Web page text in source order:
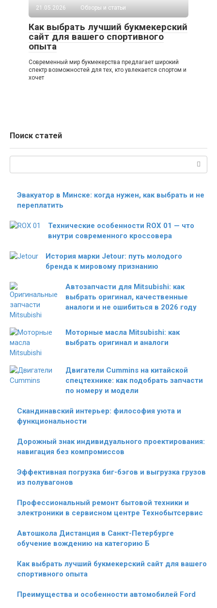
21.05.2026
Обзоры и статьи
Как выбрать лучший букмекерский
сайт для вашего спортивного
опыта
Современный мир букмекерства предлагает широкий
спектр возможностей для тех, кто увлекается спортом и
хочет
Поиск статей
Эвакуатор в Минске: когда нужен, как выбрать и не
переплатить
Технические особенности ROX 01 — что
внутри современного кроссовера
История марки Jetour: путь молодого
бренда к мировому признанию
Автозапчасти для Mitsubishi: как
выбрать оригинал, качественные
аналоги и не ошибиться в 2026 году
Моторные масла Mitsubishi: как
выбрать оригинал и аналоги
Двигатели Cummins на китайской
спецтехнике: как подобрать запчасти
по номеру и модели
Скандинавский интерьер: философия уюта и
функциональности
Дорожный знак индивидуального проектирования:
навигация без компромиссов
Эффективная погрузка биг-бэгов и выгрузка грузов
из полувагонов
Профессиональный ремонт бытовой техники и
электроники в сервисном центре Технобытсервис
Автошкола Дистанция в Санкт-Петербурге
обучение вождению на категорию Б
Как выбрать лучший букмекерский сайт для вашего
спортивного опыта
Преимущества и особенности автомобилей Ford